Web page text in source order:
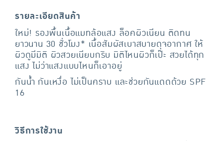
รายละเอียดสินค้า
ใหม่! รองพื้นเนื้อแมทล้อแสง ล็อคผิวเนียน ติดทน
ยาวนาน 30 ชั่วโมง* เนื้อสัมผัสเบาสบายดุจอากาศ ให้
ผิวดูมีมิติ ผิวสวยเนียบกริบ มิติไหนผิวก็เป๊ะ สวยได้ทุก
แสง ไม่ว่าแสงแบบไหนก็เอาอยู่
กันน้ำ กันเหงื่อ ไม่เป็นคราบ และช่วยกันแดดด้วย SPF
16
วิธีการใช้งาน